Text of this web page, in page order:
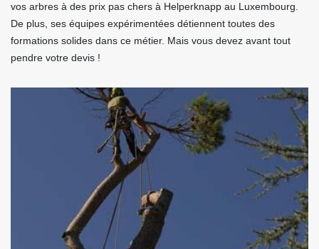
vos arbres à des prix pas chers à Helperknapp au Luxembourg.
De plus, ses équipes expérimentées détiennent toutes des
formations solides dans ce métier. Mais vous devez avant tout
pendre votre devis !